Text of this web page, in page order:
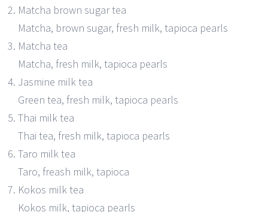
Matcha brown sugar tea
Matcha, brown sugar, fresh milk, tapioca pearls
Matcha tea
Matcha, fresh milk, tapioca pearls
Jasmine milk tea
Green tea, fresh milk, tapioca pearls
Thai milk tea
Thai tea, fresh milk, tapioca pearls
Taro milk tea
Taro, freash milk, tapioca
Kokos milk tea
Kokos milk, tapioca pearls